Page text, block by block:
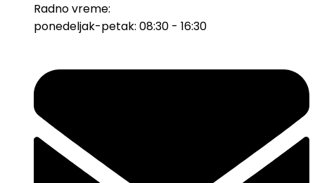
Radno vreme:
ponedeljak-petak: 08:30 - 16:30